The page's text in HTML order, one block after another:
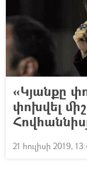
«Կյանքը
փոխվել
21 հուլիսի 2019,